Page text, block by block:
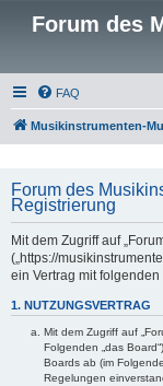
Forum des
FAQ
Musikinstrumenten-
Forum des
Registrierung
Mit dem Zugriff auf
(„https://
ein Vertrag mit
1. NUTZUNGSVERTRAG
Mit dem Zugriff auf
Folgenden „das
Boards ab (im
Regelungen